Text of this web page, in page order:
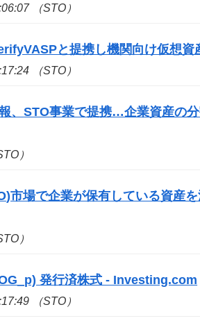
（STO）
と提携し機関向け仮想資
（STO）
、STO事業で提携…企業資産の
）
)市場で企業が保有している資産
）
発行済株式 - Investing.com
（STO）